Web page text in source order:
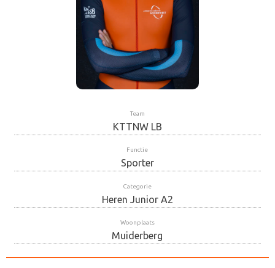
Team
KTTNW LB
Functie
Sporter
Categorie
Heren Junior A2
Woonplaats
Muiderberg